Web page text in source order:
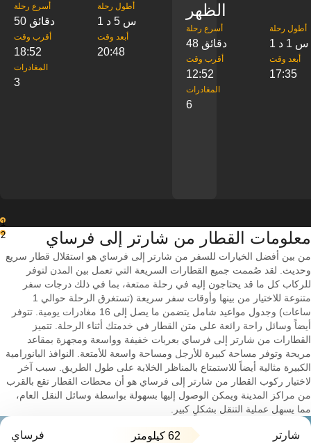
‎أسرع رحلة
50 دقائق
‎أطول رحلة
1 س 5 د
‎أقرب وقت
18:52
‎أبعد وقت
20:48
‎المغادرات
3
الظهر
‎أسرع رحلة
48 دقائق
‎أطول رحلة
1 س 1 د
‎أقرب وقت
12:52
‎أبعد وقت
17:35
‎المغادرات
6
1
2
معلومات القطار من ‎شارتر إلى ‎فرساي
من بين أفضل الخيارات للسفر من شارتر إلى فرساي هو استقلال قطار سريع
وحديث. لقد صُممت جميع القطارات السريعة التي تعمل بين المدن لتوفر
للركاب كل ما قد يحتاجون إليه في رحلة ممتعة، بما في ذلك درجات سفر
متنوعة للاختيار من بينها وأوقات سفر سريعة (تستغرق الرحلة حوالي 1
ساعات) وجدول مواعيد شامل يتضمن ما يصل إلى 16 مغادرات يومية. تتوفر
أيضاً وسائل راحة رائعة على متن القطار في خدمتك أثناء الرحلة. تتميز
القطارات من شارتر إلى فرساي بعربات خفيفة وواسعة ومجهزة بمقاعد
مريحة وتوفر مساحة كبيرة للأرجل ومساحة واسعة للأمتعة. النوافذ البانورامية
الكبيرة مثالية أيضاً للاستمتاع بالمناظر الخلابة على طول الطريق. سبب آخر
لاختيار ركوب القطار من شارتر إلى فرساي هو أن محطات القطار تقع بالقرب
من مراكز المدينة ويمكن الوصول إليها بسهولة بواسطة وسائل النقل العام،
مما يسهل عملية التنقل بشكلٍ كبير.
شارتر 62 كيلومتر فرساي